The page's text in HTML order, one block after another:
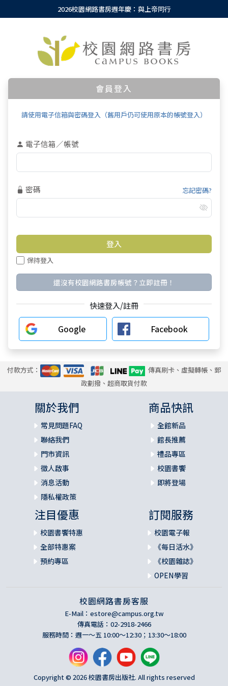
2026校園網路書房週年慶：與上帝同行
會員登入
請使用電子信箱與密碼登入（舊用戶仍可使用原本的帳號登入）
電子信箱／帳號
密碼 忘記密碼?
保持登入
還沒有校園網路書房帳號？立即註冊！
快速登入/註冊
Google Facebook
付款方式：
傳真刷卡、虛擬轉帳、郵
政劃撥、超商取貨付款
關於我們
常見問題FAQ
聯絡我們
門市資訊
徵人啟事
消息活動
隱私權政策
商品快訊
全館新品
館長推薦
禮品專區
校園書饗
即將登場
注目優惠
校園書饗特惠
全部特惠案
預約專區
訂閱服務
校園電子報
《每日活水》
《校園雜誌》
OPEN學習
校園網路書房客服
E-Mail： estore@campus.org.tw
傳真電話：02-2918-2466
服務時間：週一～五 10:00～12:30；13:30～18:00
Copyright © 2026 校園書房出版社. All rights reserved